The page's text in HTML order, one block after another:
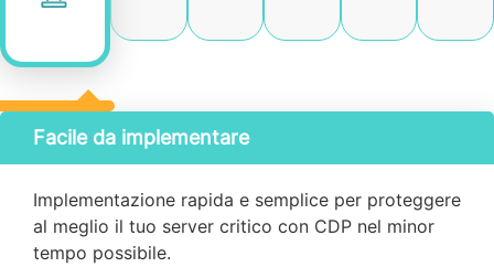
Facile da implementare
Implementazione rapida e semplice per proteggere
al meglio il tuo server critico con CDP nel minor
tempo possibile.